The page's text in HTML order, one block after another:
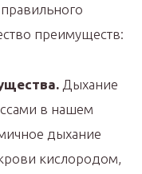
преимуществ:
Дыхание
в нашем
дыхание
кислородом,